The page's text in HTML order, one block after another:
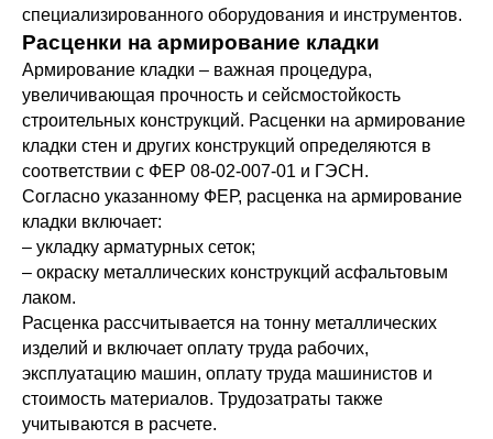
специализированного оборудования и инструментов.
Расценки на армирование кладки
Армирование кладки – важная процедура,
увеличивающая прочность и сейсмостойкость
строительных конструкций. Расценки на армирование
кладки стен и других конструкций определяются в
соответствии с ФЕР 08-02-007-01 и ГЭСН.
Согласно указанному ФЕР, расценка на армирование
кладки включает:
– укладку арматурных сеток;
– окраску металлических конструкций асфальтовым
лаком.
Расценка рассчитывается на тонну металлических
изделий и включает оплату труда рабочих,
эксплуатацию машин, оплату труда машинистов и
стоимость материалов. Трудозатраты также
учитываются в расчете.